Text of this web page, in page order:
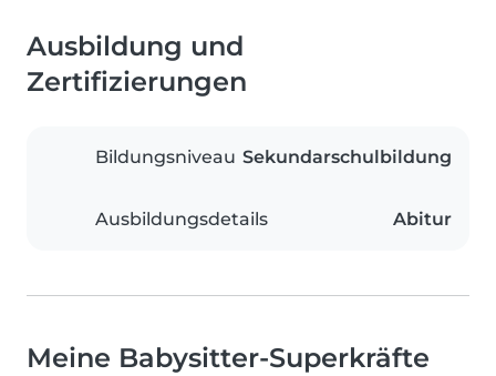
Ausbildung und
Zertifizierungen
Bildungsniveau Sekundarschulbildung
Ausbildungsdetails Abitur
Meine Babysitter-Superkräfte